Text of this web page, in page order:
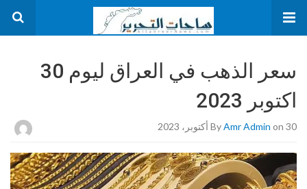
سعر الذهب في العراق ليوم 30
اكتوبر 2023
ByAmr Admin on 30 أكتوبر، 2023